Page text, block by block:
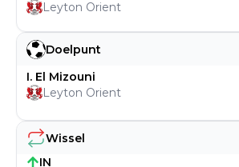
Wissel
IN
Doelpunt
I. El Mizouni
Leyton Orient
Leyton Orient